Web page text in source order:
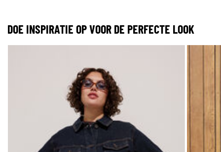
DOE INSPIRATIE OP VOOR DE PERFECTE LOOK